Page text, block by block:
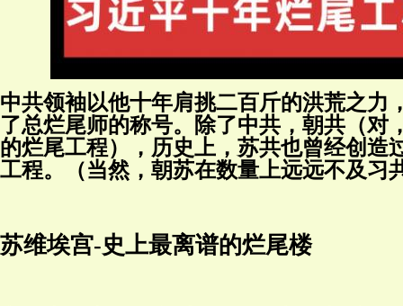
中共领袖以他十年肩挑二百斤的洪荒之力
了总烂尾师的称号。除了中共，朝共（对
的烂尾工程）， 历史上，苏共也曾经创造
工程。（当然，朝苏在数量上远远不及习
苏维埃宫-史上最离谱的烂尾楼